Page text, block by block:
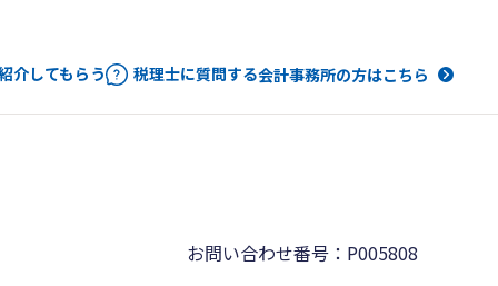
介してもらう 税理士に質問する会計事務所の方はこちら
お問い合わせ番号：P005808